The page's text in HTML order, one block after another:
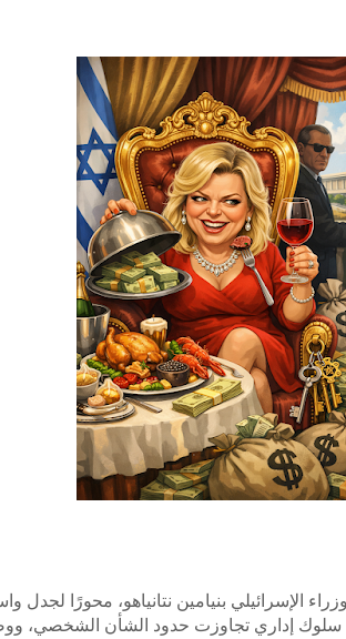
الإسرائيلي بنيامين نتانياهو، محورًا لجدل
سلوك إداري تجاوزت حدود الشأن الشخصي،